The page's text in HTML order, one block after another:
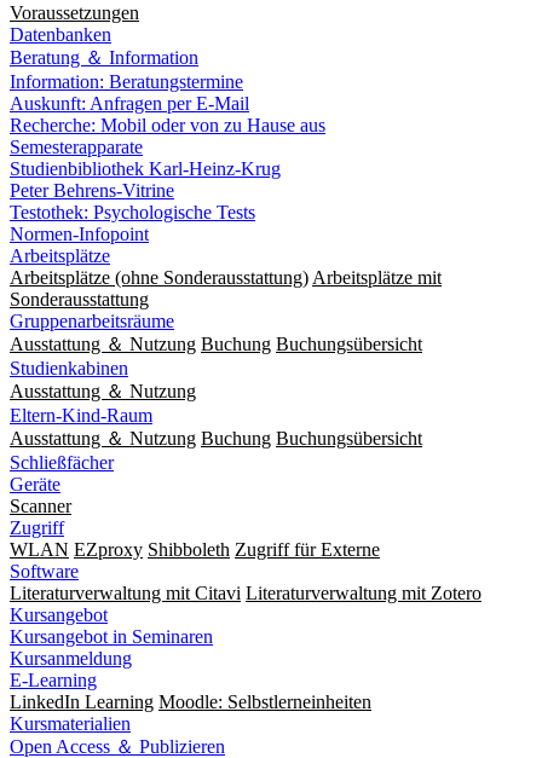
Voraussetzungen
Datenbanken
Beratung ＆ Information
Information: Beratungstermine
Auskunft: Anfragen per E-Mail
Recherche: Mobil oder von zu Hause aus
Semesterapparate
Studienbibliothek Karl-Heinz-Krug
Peter Behrens-Vitrine
Testothek: Psychologische Tests
Normen-Infopoint
Arbeitsplätze
Arbeitsplätze (ohne Sonderausstattung) Arbeitsplätze mit
Sonderausstattung
Gruppenarbeitsräume
Ausstattung ＆ Nutzung Buchung Buchungsübersicht
Studienkabinen
Ausstattung ＆ Nutzung
Eltern-Kind-Raum
Ausstattung ＆ Nutzung Buchung Buchungsübersicht
Schließfächer
Geräte
Scanner
Zugriff
WLAN EZproxy Shibboleth Zugriff für Externe
Software
Literaturverwaltung mit Citavi Literaturverwaltung mit Zotero
Kursangebot
Kursangebot in Seminaren
Kursanmeldung
E-Learning
LinkedIn Learning Moodle: Selbstlerneinheiten
Kursmaterialien
Open Access ＆ Publizieren